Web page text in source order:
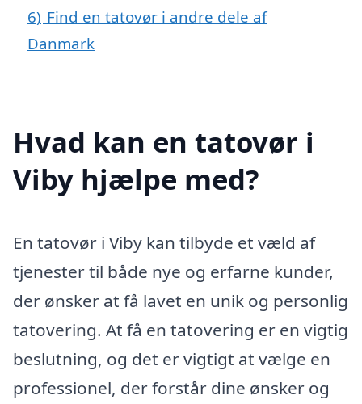
6) Find en tatovør i andre dele af
Danmark
Hvad kan en tatovør i
Viby hjælpe med?
En tatovør i Viby kan tilbyde et væld af
tjenester til både nye og erfarne kunder,
der ønsker at få lavet en unik og personlig
tatovering. At få en tatovering er en vigtig
beslutning, og det er vigtigt at vælge en
professionel, der forstår dine ønsker og